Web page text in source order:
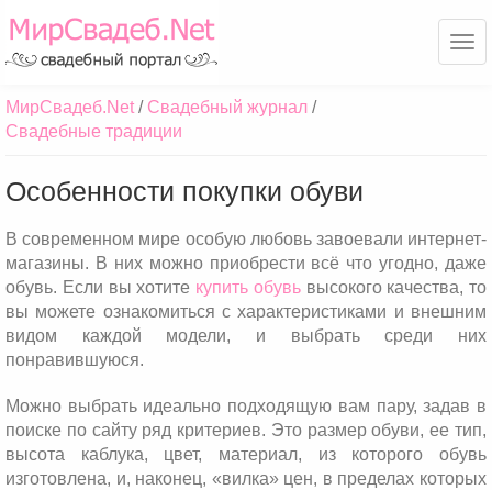
МирСвадеб.Net
Свадебный журнал
Свадебные традиции
Особенности покупки обуви
В современном мире особую любовь завоевали интернет-
магазины. В них можно приобрести всё что угодно, даже
обувь. Если вы хотите купить обувьвысокого качества, то
вы можете ознакомиться с характеристиками и внешним
видом каждой модели, и выбрать среди них
понравившуюся.
Можно выбрать идеально подходящую вам пару, задав в
поиске по сайту ряд критериев. Это размер обуви, ее тип,
высота каблука, цвет, материал, из которого обувь
изготовлена, и, наконец, «вилка» цен, в пределах которых